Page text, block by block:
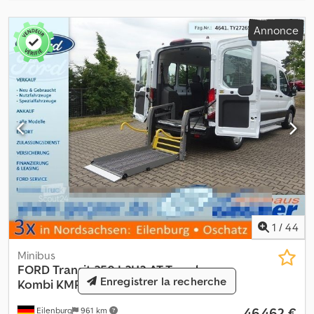
transport de verre HEGLA, type S 28,5/24 • Capacité de charge du
support latéral de verre : 350 kg • Aménagement intérieur :
supports à verre à droite et à gauche - Controle technique : neuf
- Véhicule allemand - Carnet d'entretien à jour Sous réserve
d’erreurs ou de vente préalable !
Annonce
1 / 44
Eilenburg 961 km
Minibus
FORDTransit 350 L3H2 AT Trend
Kombi KMP Lift StndhzEnregistrer la recherche